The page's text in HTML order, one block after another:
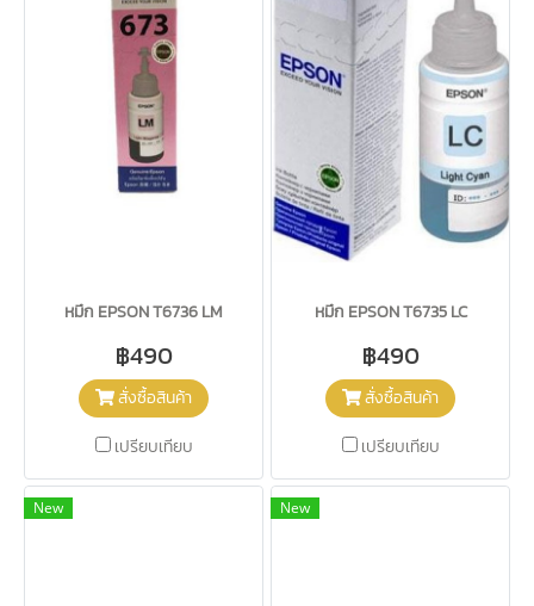
หมึก EPSON T6736 LM
฿490
สั่งซื้อสินค้า
เปรียบเทียบ
หมึก EPSON T6735 LC
฿490
สั่งซื้อสินค้า
เปรียบเทียบ
New New